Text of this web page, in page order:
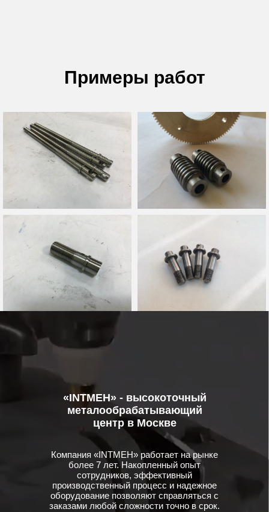
Примеры работ
«INTMEH» - высокоточный
металообрабатывающий
центр в Москве
Компания «INTMEH» работает на рынке
более 7 лет. Накопленный опыт
сотрудников, эффективный
производственный процесс и надежное
оборудование позволяют справляться с
заказами любой сложности точно в срок.